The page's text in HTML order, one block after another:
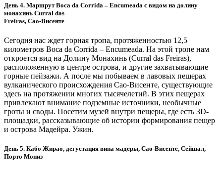
День 4. Маршрут Boca da Corrida – Encumeada с видом на долину
монахинь Curral das
Freiras, Сао-Висенте
Сегодня нас ждет горная тропа, протяженностью 12,5
километров Boca da Corrida – Encumeada. На этой тропе нам
откроется вид на Долину Монахинь (Curral das Freiras),
расположенную в центре острова, и другие захватывающие
горные пейзажи. А после мы побываем в лавовых пещерах
вулканического происхождения Сао-Висенте, существующие
здесь на протяжении многих тысячелетий. В этих пещерах
привлекают внимание подземные источники, необычные
гроты и своды. Посетим музей внутри пещеры, где есть 3D-
площадки, рассказывающие об истории формирования пещер
и острова Мадейра. Ужин.
День 5. Кабо Жирао, дегустация вина мадеры, Сао-Висенте, Сейшал,
Порто Мониз